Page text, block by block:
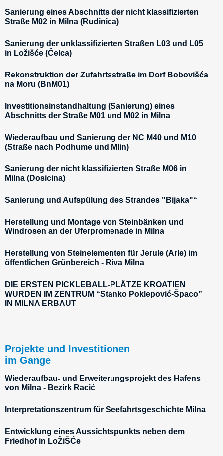
Sanierung eines Abschnitts der nicht klassifizierten
Straße M02 in Milna (Rudinica)
Sanierung der unklassifizierten Straßen L03 und L05
in Ložišće (Čelca)
Rekonstruktion der Zufahrtsstraße im Dorf Bobovišća
na Moru (BnM01)
Investitionsinstandhaltung (Sanierung) eines
Abschnitts der Straße M01 und M02 in Milna
Wiederaufbau und Sanierung der NC M40 und M10
(Straße nach Podhume und Mlin)
Sanierung der nicht klassifizierten Straße M06 in
Milna (Dosicina)
Sanierung und Aufspülung des Strandes "Bijaka"“
Herstellung und Montage von Steinbänken und
Windrosen an der Uferpromenade in Milna
Herstellung von Steinelementen für Jerule (Arle) im
öffentlichen Grünbereich - Riva Milna
DIE ERSTEN PICKLEBALL-PLÄTZE KROATIEN
WURDEN IM ZENTRUM “Stanko Poklepović-Špaco”
IN MILNA ERBAUT
Projekte und Investitionen
im Gange
Wiederaufbau- und Erweiterungsprojekt des Hafens
von Milna - Bezirk Racić
Interpretationszentrum für Seefahrtsgeschichte Milna
Entwicklung eines Aussichtspunkts neben dem
Friedhof in LoŽiŠĆe